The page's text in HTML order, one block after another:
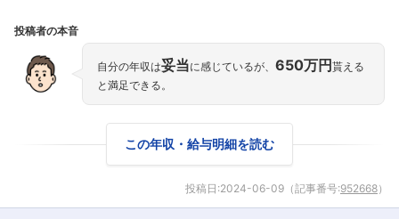
投稿者の本音
自分の年収は妥当に感じているが、 650万円貰える
と満足できる。
この年収・給与明細を読む
投稿日:2024-06-09 （記事番号:952668）